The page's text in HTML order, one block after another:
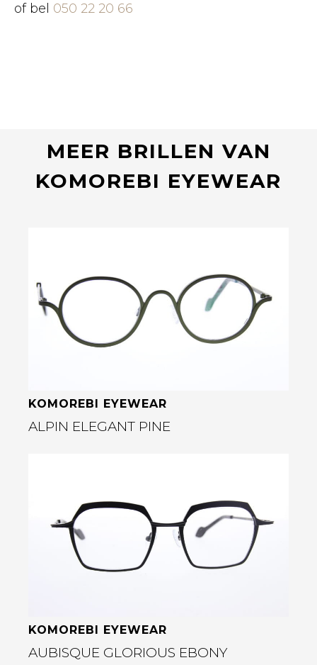
of bel 050 22 20 66
MEER BRILLEN VAN
KOMOREBI EYEWEAR
KOMOREBI EYEWEAR
ALPIN ELEGANT PINE
KOMOREBI EYEWEAR
AUBISQUE GLORIOUS EBONY